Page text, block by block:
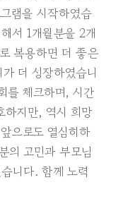
램을 시작하였습
서 1개월분을 2개
복용하면 더 좋은
더 성장하였습니
를 체크하며, 시간
하지만, 역시 희망
으로도 열심히하
의 고민과 부모님
니다. 함께 노력